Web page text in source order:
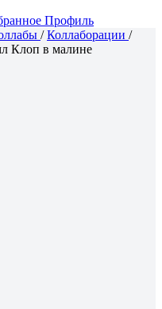
Профиль
/Коллаборации /
Клоп в малине